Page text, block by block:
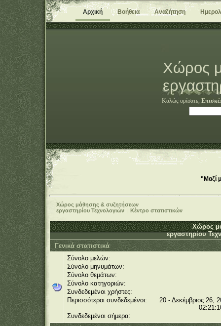
Αρχική Βοήθεια Αναζήτηση
Χώρος
Καλώς ορίσατε,
"Μαζί
Χώρος μάθησης & συζητήσεων
εργαστηρίου Τεχνολογιών |Κέντρο στατιστικών
Χώρος
εργαστηρίου
Γενικά στατιστικά
Σύνολο μελών:
Σύνολο μηνυμάτων:
Σύνολο θεμάτων:
Σύνολο κατηγοριών:
Συνδεδεμένοι χρήστες:
Περισσότεροι συνδεδεμένοι:
20 - Δεκέμβριος 26,
Συνδεδεμένοι σήμερα: